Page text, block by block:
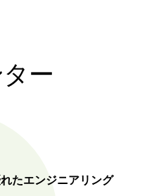
ー
たエンジニアリング